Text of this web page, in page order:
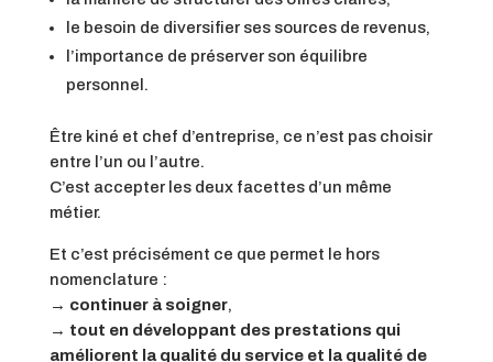
le besoin de diversifier ses sources de revenus,
l’importance de préserver son équilibre
personnel.
Être kiné et chef d’entreprise, ce n’est pas choisir
entre l’un ou l’autre.
C’est accepter les deux facettes d’un même
métier.
Et c’est précisément ce que permet le hors
nomenclature :
→ continuer à soigner,
→ tout en développant des prestations qui
améliorent la qualité du service et la qualité de